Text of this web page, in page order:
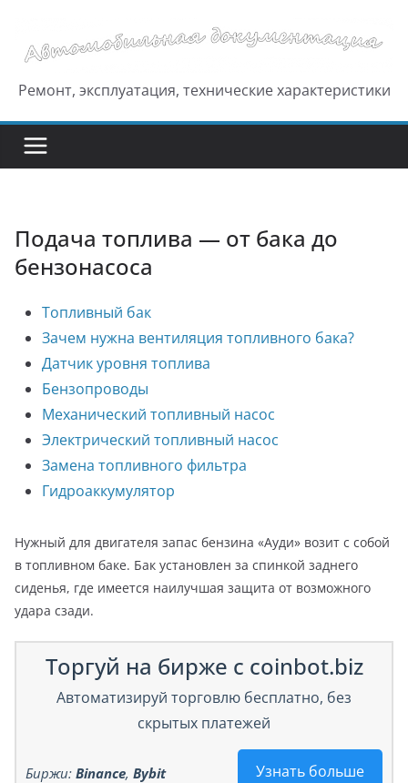
содержимому
Ремонт, эксплуатация, технические характеристики
Подача топлива — от бака до
бензонасоса
Топливный бак
Зачем нужна вентиляция топливного бака?
Датчик уровня топлива
Бензопроводы
Механический топливный насос
Электрический топливный насос
Замена топливного фильтра
Гидроаккумулятор
Нужный для двигателя запас бензина «Ауди» возит с собой
в топливном баке. Бак установлен за спинкой заднего
сиденья, где имеется наилучшая защита от возможного
удара сзади.
Торгуй на бирже с coinbot.biz
Автоматизируй торговлю бесплатно, без
скрытых платежей
Узнать больше
Биржи: Binance, Bybit